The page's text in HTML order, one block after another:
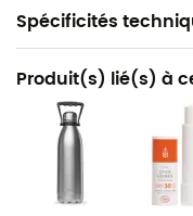
Spécificités
Recommandé pour
Voyage / Lifestyle
Genre
Homme / Femme
Produit(s) lié(s) à